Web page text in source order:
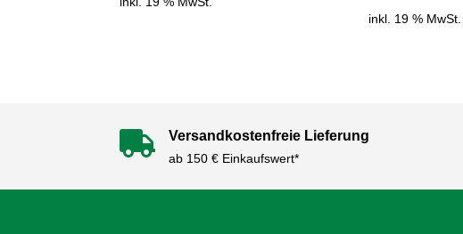
inkl. 19 % MwSt.
 Versandkostenfreie Lieferung
ab 150 € Einkaufswert*